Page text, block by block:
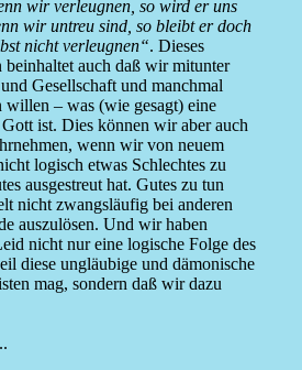
wir verleugnen, so wird er uns
wir untreu sind, so bleibt er doch
nicht verleugnen“. Dieses
beinhaltet auch daß wir mitunter
Gesellschaft und manchmal
willen – was (wie gesagt) eine
ist. Dies können wir aber auch
wenn wir von neuem
logisch etwas Schlechtes zu
ausgestreut hat. Gutes zu tun
nicht zwangsläufig bei anderen
auszulösen. Und wir haben
nicht nur eine logische Folge des
diese ungläubige und dämonische
mag, sondern daß wir dazu